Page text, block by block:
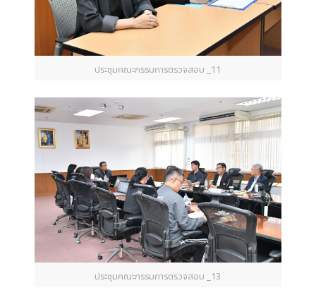
ประชุมคณะกรรมการตรวจสอบ _11
ประชุมคณะกรรมการตรวจสอบ _13